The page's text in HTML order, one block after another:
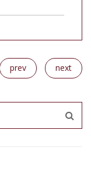
prev next